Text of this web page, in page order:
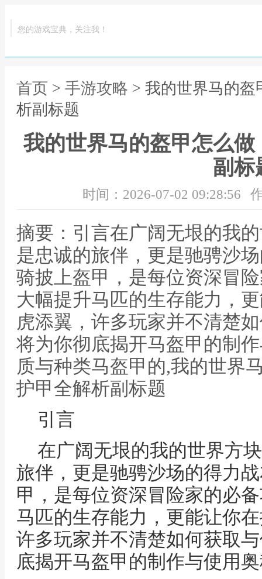
您的游戏宝典，关注我！
首页 > 手游攻略 > 我的世界马的
析副标题
我的世界马的盔甲怎么
副标
时间：2026-07-02 09:28:56
摘要：引言在广阔无垠的我
是忠诚的旅伴，更是驰骋沙
骑披上盔甲，是每位资深冒
大幅提升马匹的生存能力，
虎添翼，许多玩家并不清楚
将为你彻底揭开马盔甲的制
质与种类马盔甲的,我的世界
护甲全解析副标题
引言
在广阔无垠的我的世界方
旅伴，更是驰骋沙场的得力
甲，是每位资深冒险家的必
马匹的生存能力，更能让你
许多玩家并不清楚如何获取
底揭开马盔甲的制作与使用